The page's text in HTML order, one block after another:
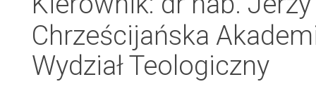
Chrześcijańska
Wydział Teologiczny